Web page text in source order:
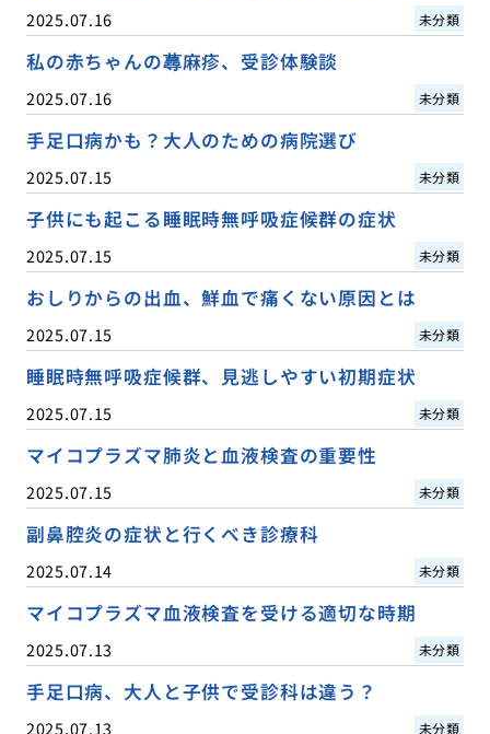
2025.07.16 未分類
私の赤ちゃんの蕁麻疹、受診体験談
2025.07.16 未分類
手足口病かも？大人のための病院選び
2025.07.15 未分類
子供にも起こる睡眠時無呼吸症候群の症状
2025.07.15 未分類
おしりからの出血、鮮血で痛くない原因とは
2025.07.15 未分類
睡眠時無呼吸症候群、見逃しやすい初期症状
2025.07.15 未分類
マイコプラズマ肺炎と血液検査の重要性
2025.07.15 未分類
副鼻腔炎の症状と行くべき診療科
2025.07.14 未分類
マイコプラズマ血液検査を受ける適切な時期
2025.07.13 未分類
手足口病、大人と子供で受診科は違う？
2025.07.13 未分類